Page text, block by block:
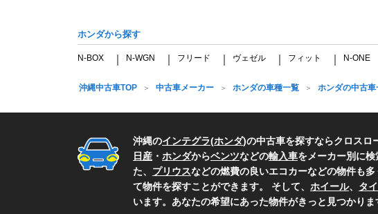
ホンダから探す
N-BOX N-WGN フリード ヴェゼル フィット N-ONE
沖縄中古車TOP 中古車メーカー ホンダの車種一覧 ホンダの中古車
沖縄のインテグラ(ホンダ)の中古車を探すならクロスロ
日産 ・ ホンダからベンツなどの輸入車をメーカー別に
た、 プリウスなどの燃費の良いエコカーなどの物件も
て物件を探すことができます。 そして、 ホイール、 タ
います。あなたの希望にあった物件がきっと見つかりま